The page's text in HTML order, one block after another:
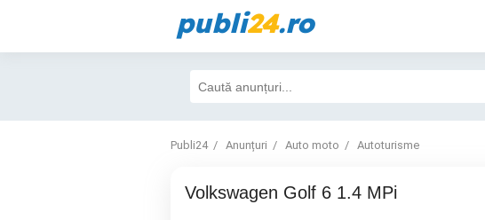
publi24.ro
Publi24 Anunțuri Auto moto Autoturisme
Volkswagen Golf 6 1.4 MPi